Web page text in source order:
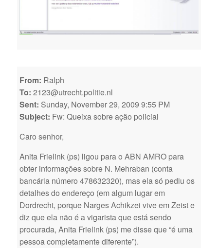
From: Ralph
To: 2123@utrecht.politie.nl
Sent: Sunday, November 29, 2009 9:55 PM
Subject: Fw: Queixa sobre ação policial
Caro senhor,
Anita Frielink (ps) ligou para o ABN AMRO para
obter informações sobre N. Mehraban (conta
bancária número 478632320), mas ela só pediu os
detalhes do endereço (em algum lugar em
Dordrecht, porque Narges Achikzei vive em Zeist e
diz que ela não é a vigarista que está sendo
procurada, Anita Frielink (ps) me disse que “é uma
pessoa completamente diferente”).